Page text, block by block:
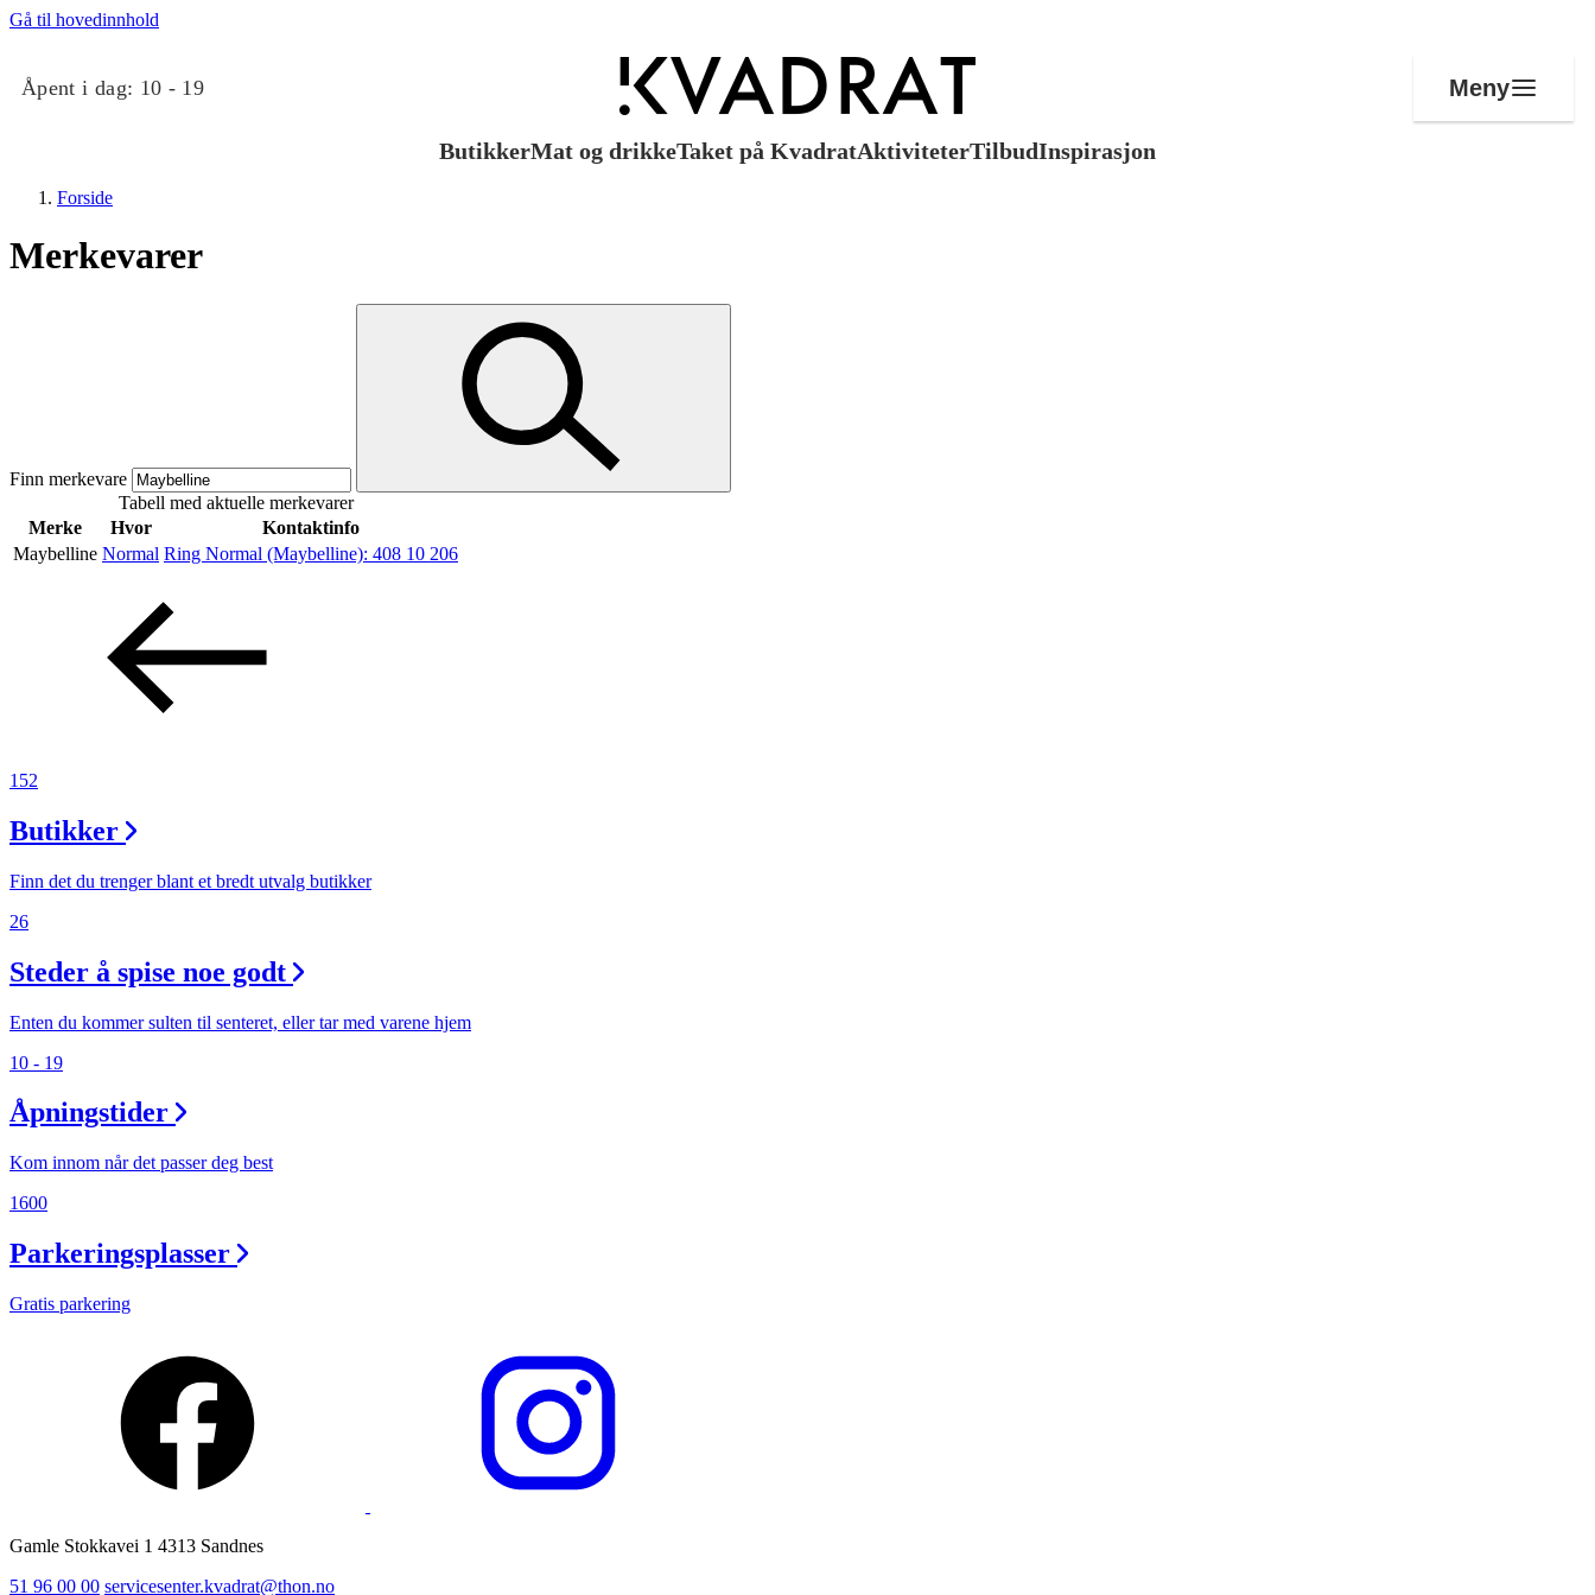
Gå til hovedinnhold
Åpent i dag: 10 - 19 Meny
ButikkerMat og drikkeTaket på KvadratAktiviteterTilbudInspirasjon
Mat og drikke
Taket på Kvadrat
Aktiviteter
Tilbud
Søk
Åpningstider
Praktisk informasjon
Magasin
Forside
Merkevarer
Finn merkevare
Tabell med aktuelle merkevarer
Merke
Hvor
Kontaktinfo
Maybelline Normal Ring Normal (Maybelline): 408 10 206
152
Butikker
Finn det du trenger blant et bredt utvalg butikker
26
Steder å spise noe godt
Enten du kommer sulten til senteret, eller tar med varene hjem
10 - 19
Åpningstider
Kom innom når det passer deg best
1600
Parkeringsplasser
Gratis parkering
Gamle Stokkavei 1 4313 Sandnes
51 96 00 00 servicesenter.kvadrat@thon.no